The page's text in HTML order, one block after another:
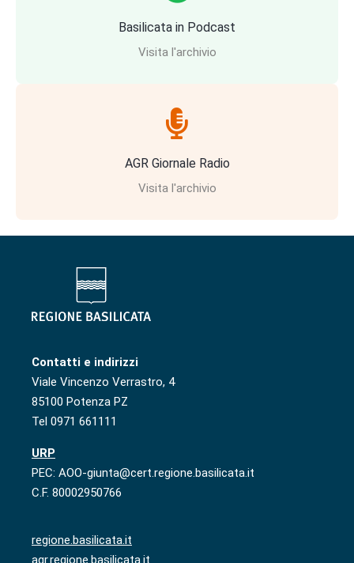
Basilicata in Podcast
Visita l'archivio
AGR Giornale Radio
Visita l'archivio
Contatti e indirizzi
Viale Vincenzo Verrastro, 4
85100 Potenza PZ
Tel 0971 661111
URP
PEC: AOO-giunta@cert.regione.basilicata.it
C.F. 80002950766
regione.basilicata.it
agr.regione.basilicata.it